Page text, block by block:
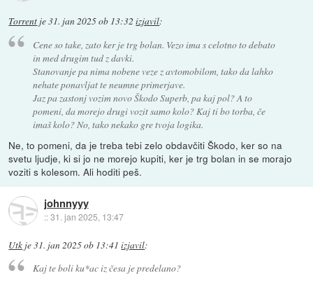
Torrent je31. jan 2025 ob 13:32 izjavil:
Cene so take, zato ker je trg bolan. Vezo ima s celotno to debato
in med drugim tud z davki.
Stanovanje pa nima nobene veze z avtomobilom, tako da lahko
nehate ponavljat te neumne primerjave.
Jaz pa zastonj vozim novo Škodo Superb, pa kaj pol? A to
pomeni, da morejo drugi vozit samo kolo? Kaj ti bo torba, če
imaš kolo? No, tako nekako gre tvoja logika.
Ne, to pomeni, da je treba tebi zelo obdavčiti Škodo, ker so na
svetu ljudje, ki si jo ne morejo kupiti, ker je trg bolan in se morajo
voziti s kolesom. Ali hoditi peš.
johnnyyy
::31. jan 2025, 13:47
Utk je31. jan 2025 ob 13:41 izjavil:
Kaj te boli ku*ac iz česa je predelano?